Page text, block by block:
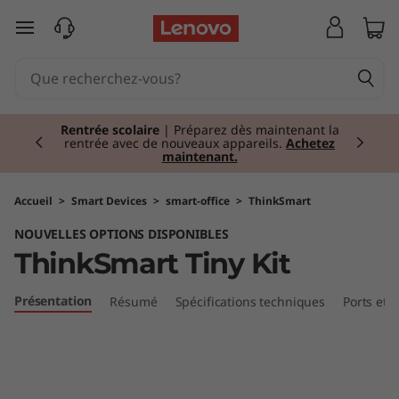
T
S
m
a
passer au contenu principal
PC fins et légers | Libérez leur puissance
partout.Commandez maintenant
Currently displaying item 2 of 2
Accueil > Smart Devices > smart-office > ThinkSmart
NOUVELLES OPTIONS DISPONIBLES
ThinkSmart Tiny Kit
Présentation Résumé Spécifications techniques Ports et